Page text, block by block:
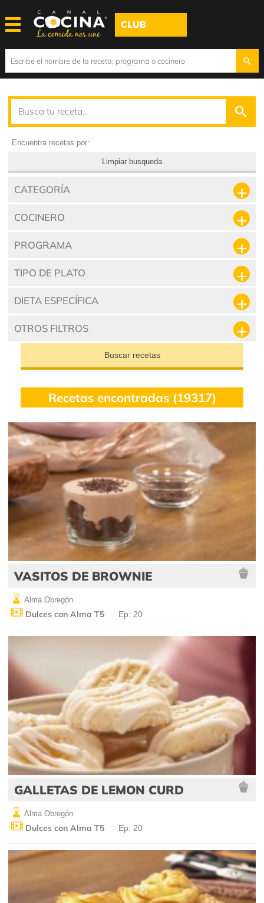
CLUB
Encuentra recetas por:
Limpiar busqueda
CATEGORÍA
COCINERO
PROGRAMA
TIPO DE PLATO
DIETA ESPECÍFICA
OTROS FILTROS
Buscar recetas
Recetas encontradas (19317)
VASITOS DE BROWNIE
Alma Obregón
Dulces con Alma T5 Ep: 20
GALLETAS DE LEMON CURD
Alma Obregón
Dulces con Alma T5 Ep: 20